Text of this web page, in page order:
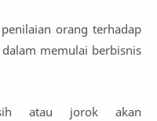
orang terhadap
memulai berbisnis
atau jorok akan